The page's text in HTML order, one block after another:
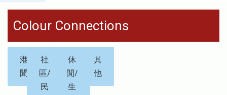
Colour Connections
港
聞
社
區/
民
休
閒/
生
其
他